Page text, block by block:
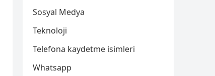
Sosyal Medya
Teknoloji
Telefona kaydetme isimleri
Whatsapp